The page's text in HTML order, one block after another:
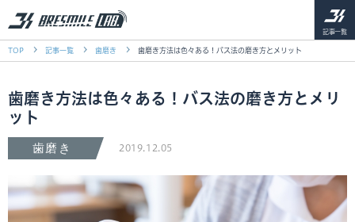
記事一覧
TOP 記事一覧 歯磨き 歯磨き方法は色々ある！バス法の磨き方とメリット
歯磨き方法は色々ある！バス法の磨き方とメリ
ット
歯磨き 2019.12.05